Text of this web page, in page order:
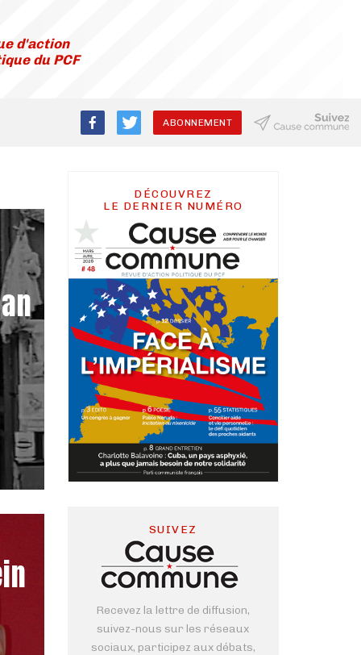
d'action
du PCF
ABONNEMENT
DÉCOUVREZ
LE DERNIER NUMÉRO
SUIVEZ
Recevez la lettre de diffusion,
suivez-nous sur les réseaux
sociaux, participez aux débats,